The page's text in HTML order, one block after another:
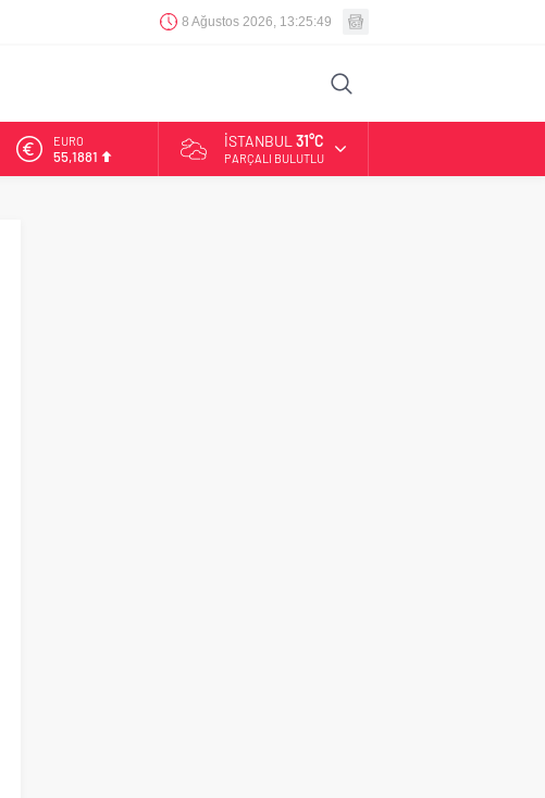
8 Ağustos 2026, 13:25:50
EURO
55,1881
İSTANBUL 31°C
PARÇALI BULUTLU